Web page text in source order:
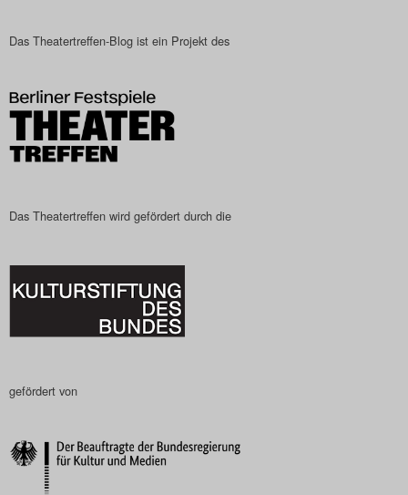
Das Theatertreffen-Blog
2023
Das Theatertreffen-Blog
2024
2025
Das Theatertreffen-Blog
Archiv
Impressum
Nutzungsbedingungen
Search
Das Theatertreffen-Blog ist ein Projekt des
Das Theatertreffen wird gefördert durch die
gefördert von